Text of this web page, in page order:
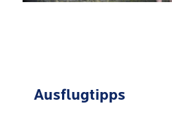
Ausflugtipps